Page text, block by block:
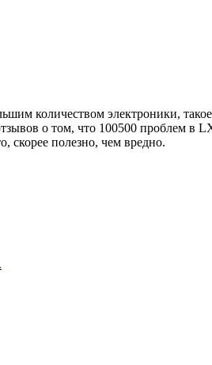
количеством электроники,
о том, что 100500
скорее полезно, чем вредно.